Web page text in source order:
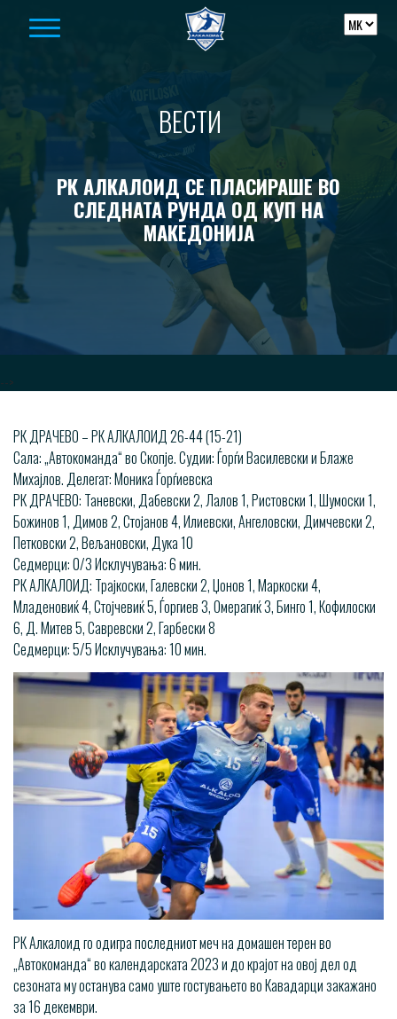
ВЕСТИ
РК АЛКАЛОИД СЕ ПЛАСИРАШЕ ВО
СЛЕДНАТА РУНДА ОД КУП НА
МАКЕДОНИЈА
-->
РК ДРАЧЕВО – РК АЛКАЛОИД 26-44 (15-21)
Сала: „Автокоманда“ во Скопје. Судии: Ѓорѓи Василевски и Блаже
Михајлов. Делегат: Моника Ѓорѓиевска
РК ДРАЧЕВО: Таневски, Дабевски 2, Лалов 1, Ристовски 1, Шумоски 1,
Божинов 1, Димов 2, Стојанов 4, Илиевски, Ангеловски, Димчевски 2,
Петковски 2, Вељановски, Дука 10
Седмерци: 0/3 Исклучувања: 6 мин.
РК АЛКАЛОИД: Трајкоски, Галевски 2, Џонов 1, Маркоски 4,
Младеновиќ 4, Стојчевиќ 5, Ѓоргиев 3, Омерагиќ 3, Бинго 1, Кофилоски
6, Д. Митев 5, Савревски 2, Гарбески 8
Седмерци: 5/5 Исклучувања: 10 мин.
РК Алкалоид го одигра последниот меч на домашен терен во
„Автокоманда“ во календарската 2023 и до крајот на овој дел од
сезоната му останува само уште гостувањето во Кавадарци закажано
за 16 декември.